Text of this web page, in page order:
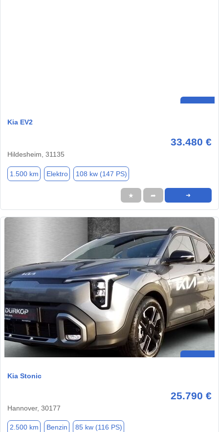
Kia EV2
33.480 €
Hildesheim, 31135
1.500 km Elektro 108 kw (147 PS)
★ ➦ ➜
Kia Stonic
25.790 €
Hannover, 30177
2.500 km Benzin 85 kw (116 PS)